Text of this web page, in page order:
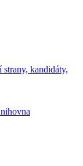
kandidáty,